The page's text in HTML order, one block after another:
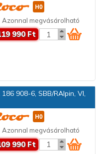
Azonnal megvásárolható
990 Ft
908-6, SBB/RAlpin, VI,
Azonnal megvásárolható
990 Ft